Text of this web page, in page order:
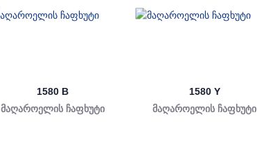
1580 B
მაღაროელის ჩაფხუტი
1580 Y
მაღაროელის ჩაფხუტი